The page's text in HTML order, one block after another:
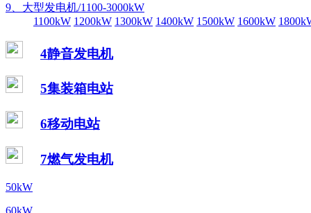
9、大型发电机/1100-3000kW
1100kW 1200kW 1300kW 1400kW 1500kW 1600kW
4静音发电机
5集装箱电站
6移动电站
7燃气发电机
50kW